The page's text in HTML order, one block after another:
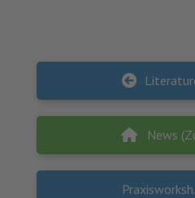
News